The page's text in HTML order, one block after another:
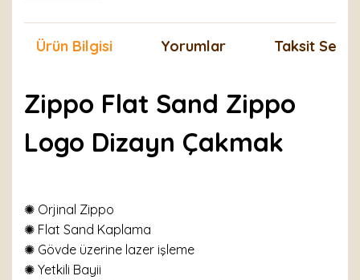
Ürün Bilgisi Yorumlar Taksit
Zippo Flat Sand Zippo
Logo Dizayn Çakmak
✺ Orjinal Zippo
✺ Flat Sand Kaplama
✺ Gövde üzerine lazer işleme
✺ Yetkili Bayii